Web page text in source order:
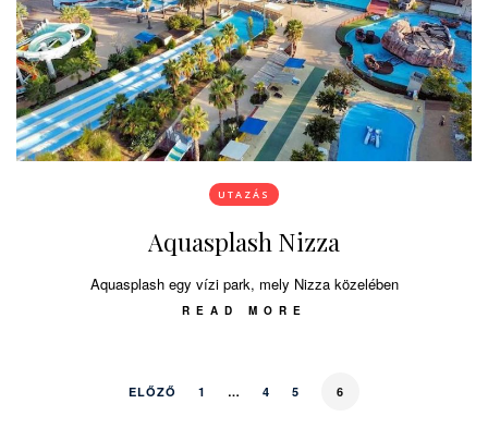
UTAZÁS
Aquasplash Nizza
Aquasplash egy vízi park, mely Nizza közelében
READ MORE
ELŐZŐ 1 … 4 5 6